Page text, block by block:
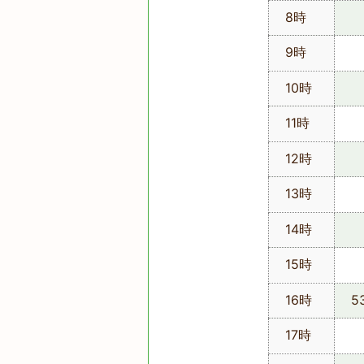
8時
9時
10時
11時
12時
13時
14時
15時
16時
17時